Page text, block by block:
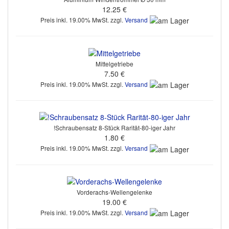
12.25 €
Preis inkl. 19.00% MwSt. zzgl. Versand
Mittelgetriebe
7.50 €
Preis inkl. 19.00% MwSt. zzgl. Versand
!Schraubensatz 8-Stück Rarität-80-iger Jahr
1.80 €
Preis inkl. 19.00% MwSt. zzgl. Versand
Vorderachs-Wellengelenke
19.00 €
Preis inkl. 19.00% MwSt. zzgl. Versand